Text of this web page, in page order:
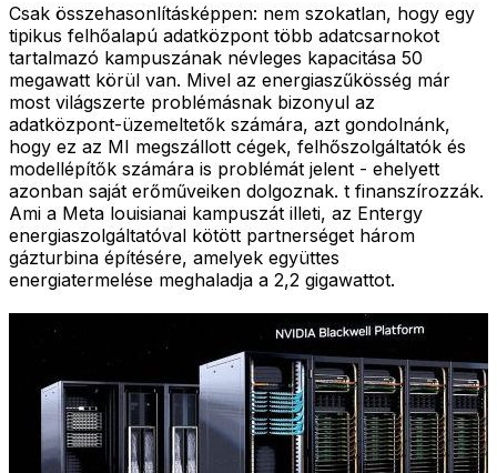
Csak összehasonlításképpen: nem szokatlan, hogy egy
tipikus felhőalapú adatközpont több adatcsarnokot
tartalmazó kampuszának névleges kapacitása 50
megawatt körül van. Mivel az energiaszűkösség már
most világszerte problémásnak bizonyul az
adatközpont-üzemeltetők számára, azt gondolnánk,
hogy ez az MI megszállott cégek, felhőszolgáltatók és
modellépítők számára is problémát jelent - ehelyett
azonban saját erőműveiken dolgoznak. t finanszírozzák.
Ami a Meta louisianai kampuszát illeti, az Entergy
energiaszolgáltatóval kötött partnerséget három
gázturbina építésére, amelyek együttes
energiatermelése meghaladja a 2,2 gigawattot.